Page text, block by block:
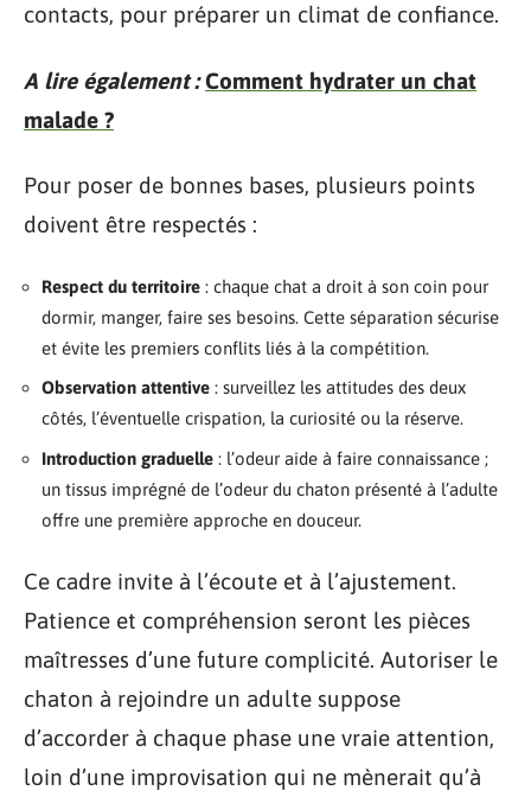
contacts, pour préparer un climat de confiance.
A lire également : Comment hydrater un chat
malade ?
Pour poser de bonnes bases, plusieurs points
doivent être respectés :
Respect du territoire : chaque chat a droit à son coin pour
dormir, manger, faire ses besoins. Cette séparation sécurise
et évite les premiers conflits liés à la compétition.
Observation attentive : surveillez les attitudes des deux
côtés, l’éventuelle crispation, la curiosité ou la réserve.
Introduction graduelle : l’odeur aide à faire connaissance ;
un tissus imprégné de l’odeur du chaton présenté à l’adulte
offre une première approche en douceur.
Ce cadre invite à l’écoute et à l’ajustement.
Patience et compréhension seront les pièces
maîtresses d’une future complicité. Autoriser le
chaton à rejoindre un adulte suppose
d’accorder à chaque phase une vraie attention,
loin d’une improvisation qui ne mènerait qu’à